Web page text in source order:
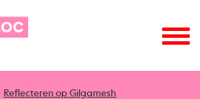
Reflecteren op Gilgamesh